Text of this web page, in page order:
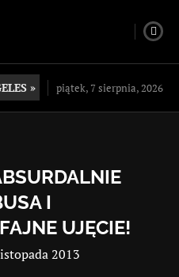
» piątek, 7 sierpnia, 2026
I
UJĘCIE!
2013